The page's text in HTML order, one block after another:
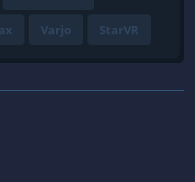
Varjo StarVR